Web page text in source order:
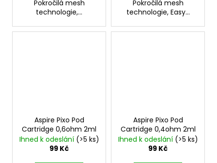
Pokročilá mesh
technologie,...
Pokročilá mesh
technologie, Easy...
Aspire Pixo Pod
Cartridge 0,6ohm 2ml
Ihned k odeslání (>5 ks)
99 Kč
Aspire Pixo Pod
Cartridge 0,4ohm 2ml
Ihned k odeslání (>5 ks)
99 Kč